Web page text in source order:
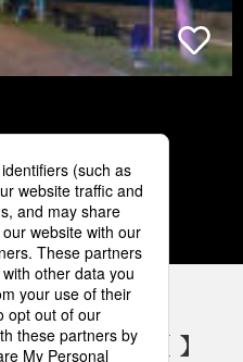
4
備 SNSアカウント